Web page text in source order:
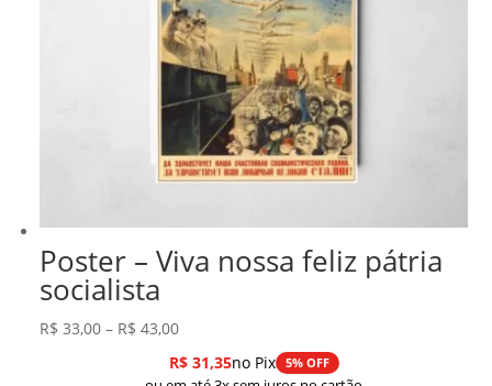
Poster – Viva nossa feliz pátria
socialista
R$ 33,00 – R$ 43,00Faixa
de
R$31,35no Pix 5% OFF